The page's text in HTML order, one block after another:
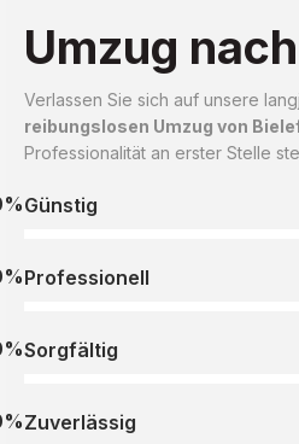
Umzug
Verlassen Sie sich auf unsere
reibungslosen Umzug von
Professionalität an erster Stelle
Günstig
Professionell
Sorgfältig
Zuverlässig